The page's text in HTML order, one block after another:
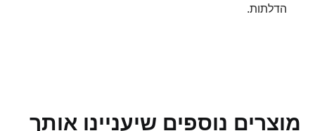
הדלתות.
נוספים שיעניינו אותך